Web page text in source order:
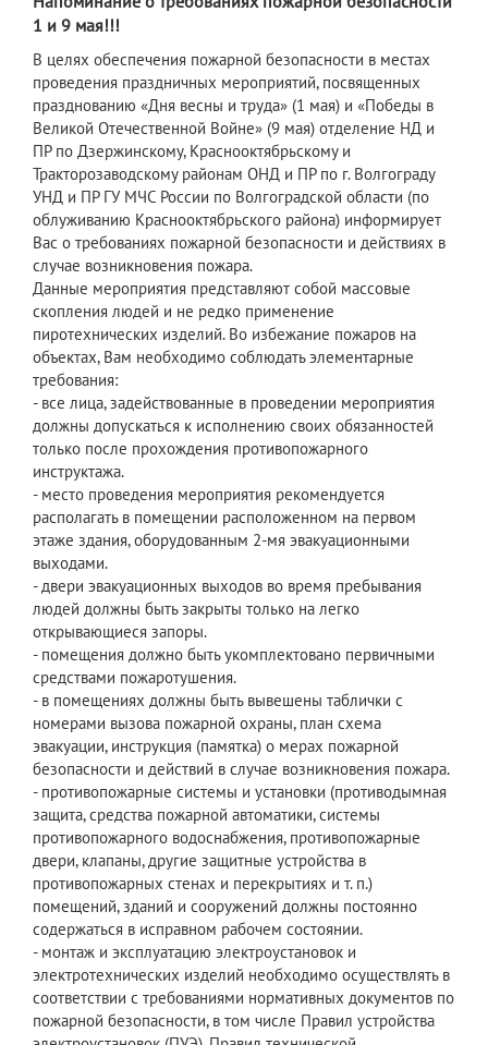
1 и 9 мая!!!
В целях обеспечения пожарной безопасности в местах
проведения праздничных мероприятий, посвященных
празднованию «Дня весны и труда» (1 мая) и «Победы в
Великой Отечественной Войне» (9 мая) отделение НД и
ПР по Дзержинскому, Краснооктябрьскому и
Тракторозаводскому районам ОНД и ПР по г. Волгограду
УНД и ПР ГУ МЧС России по Волгоградской области (по
облуживанию Краснооктябрьского района) информирует
Вас о требованиях пожарной безопасности и действиях в
случае возникновения пожара.
Данные мероприятия представляют собой массовые
скопления людей и не редко применение
пиротехнических изделий. Во избежание пожаров на
объектах, Вам необходимо соблюдать элементарные
требования:
- все лица, задействованные в проведении мероприятия
должны допускаться к исполнению своих обязанностей
только после прохождения противопожарного
инструктажа.
- место проведения мероприятия рекомендуется
располагать в помещении расположенном на первом
этаже здания, оборудованным 2-мя эвакуационными
выходами.
- двери эвакуационных выходов во время пребывания
людей должны быть закрыты только на легко
открывающиеся запоры.
- помещения должно быть укомплектовано первичными
средствами пожаротушения.
- в помещениях должны быть вывешены таблички с
номерами вызова пожарной охраны, план схема
эвакуации, инструкция (памятка) о мерах пожарной
безопасности и действий в случае возникновения пожара.
- противопожарные системы и установки (противодымная
защита, средства пожарной автоматики, системы
противопожарного водоснабжения, противопожарные
двери, клапаны, другие защитные устройства в
противопожарных стенах и перекрытиях и т. п.)
помещений, зданий и сооружений должны постоянно
содержаться в исправном рабочем состоянии.
- монтаж и эксплуатацию электроустановок и
электротехнических изделий необходимо осуществлять в
соответствии с требованиями нормативных документов по
пожарной безопасности, в том числе Правил устройства